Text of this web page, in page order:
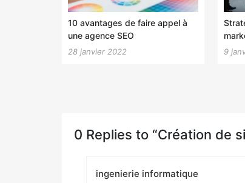
10 avantages de faire appel à
une agence SEO
28 janvier 2022 9
0 Replies to “Création de
ingenierie informatique